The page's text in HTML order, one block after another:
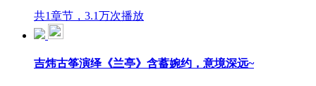
共1章节，3.1万次播放
吉炜古筝演绎《兰亭》含蓄婉约，意境深远~